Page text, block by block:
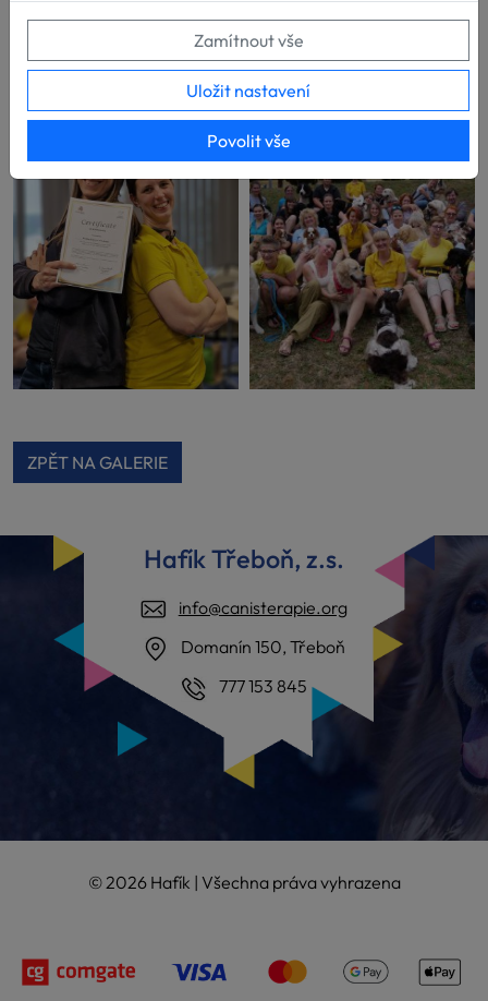
ZPĚT NA GALERIE
Hafík Třeboň, z.s.
info@canisterapie.org
Domanín 150, Třeboň
777 153 845
© 2026 Hafík | Všechna práva vyhrazena
Zamítnout vše
Uložit nastavení
Povolit vše